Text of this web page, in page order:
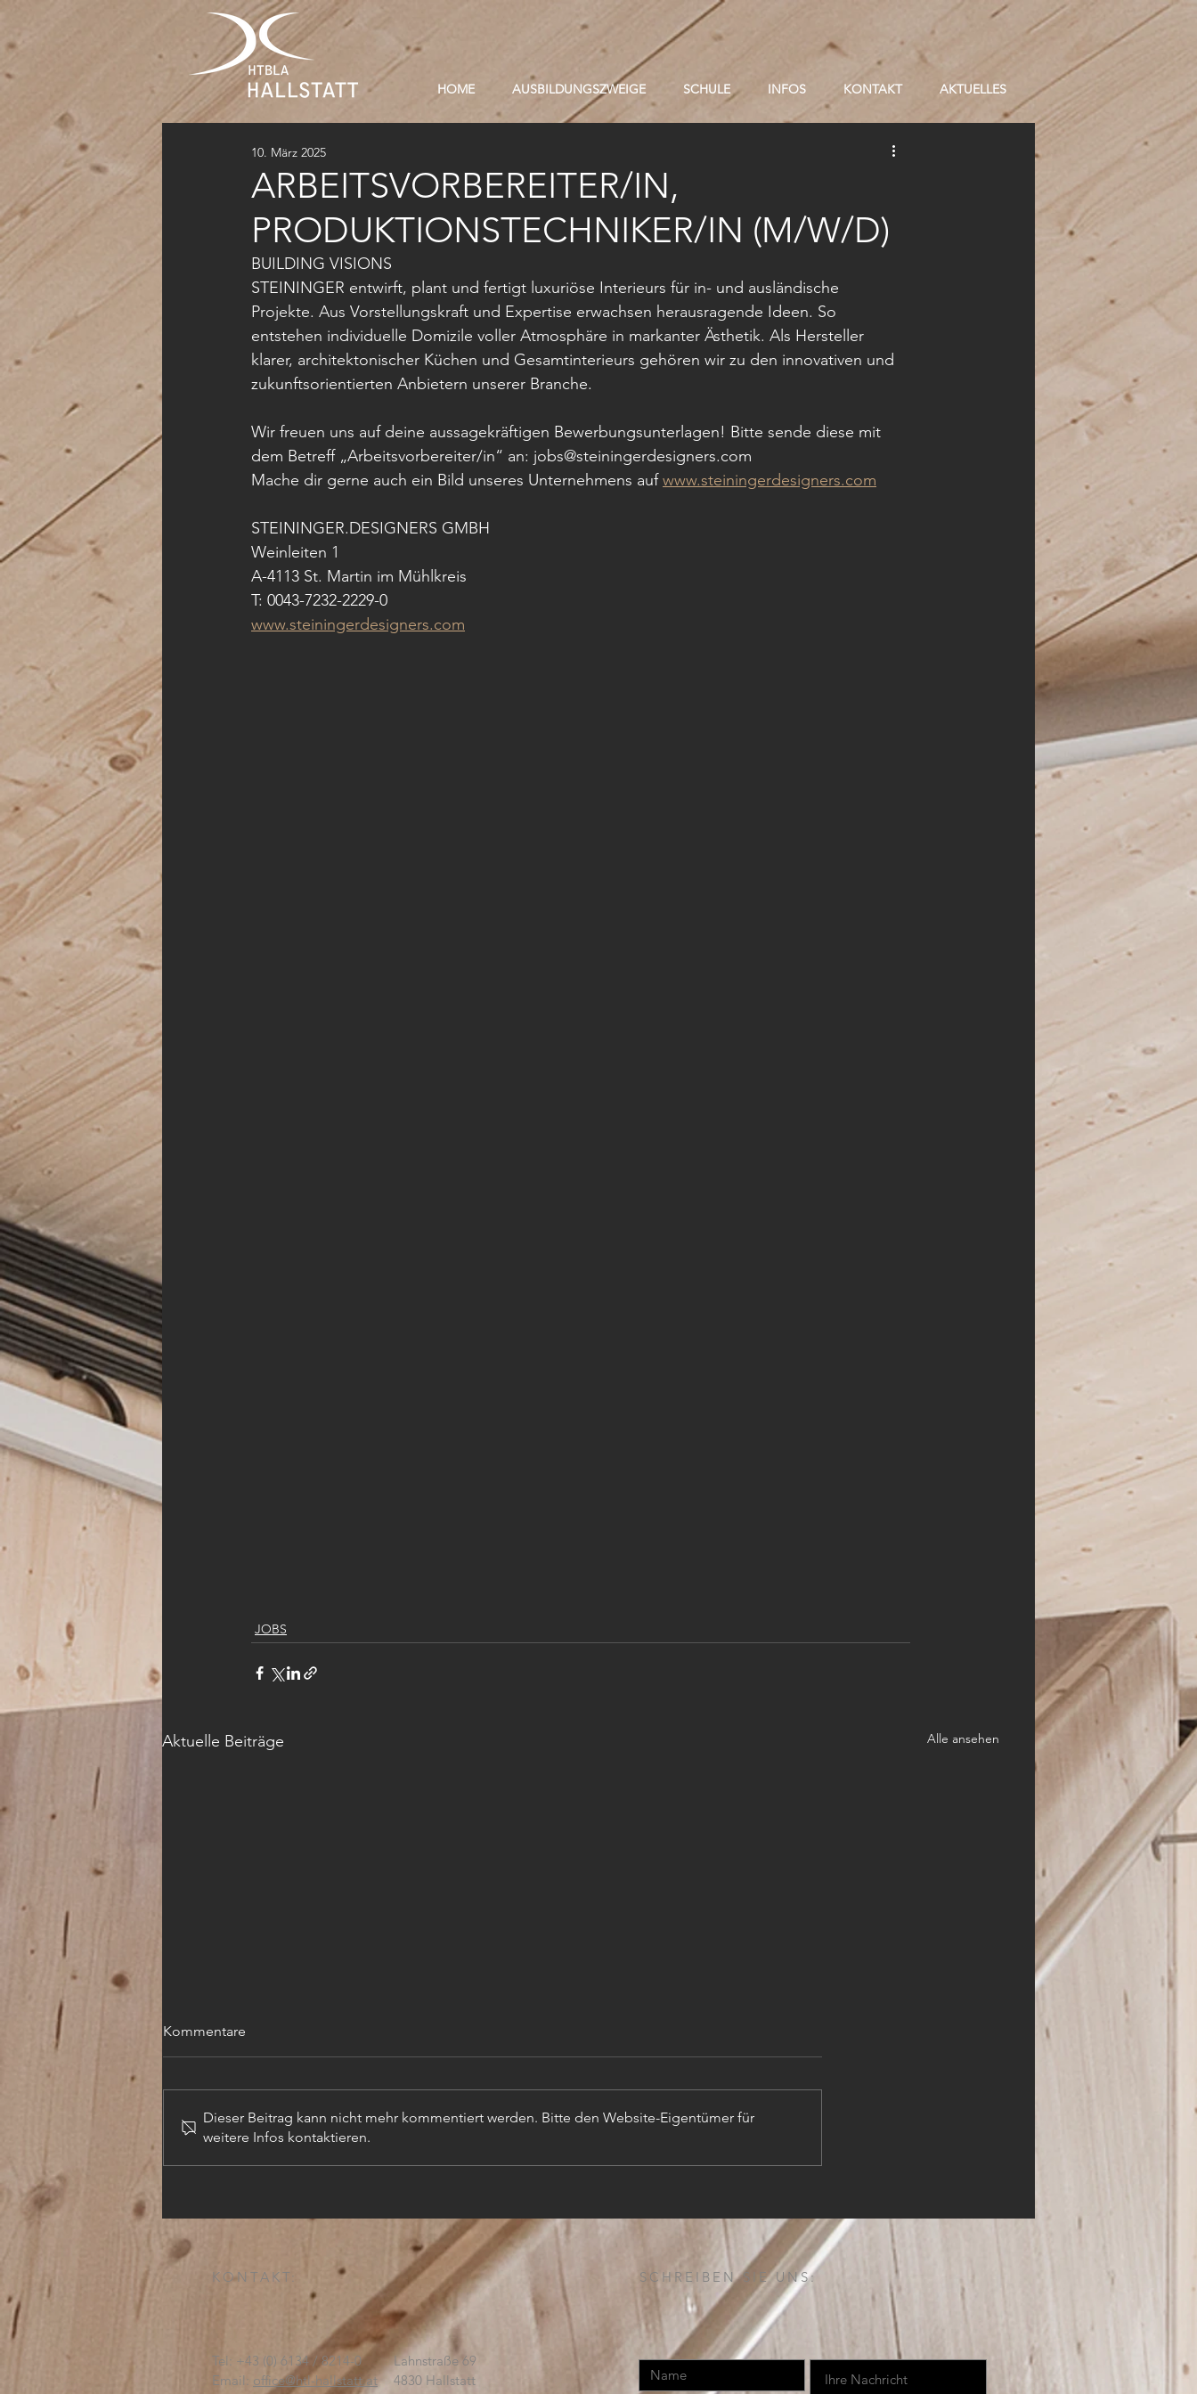
HOME AUSBILDUNGSZWEIGE SCHULE INFOS KONTAKT AKTUELLES
ARBEITSVORBEREITER/IN,
PRODUKTIONSTECHNIKER/IN (M/W/D)
10. März 2025
BUILDING VISIONS
STEININGER entwirft, plant und fertigt luxuriöse Interieurs für in- und ausländische
Projekte. Aus Vorstellungskraft und Expertise erwachsen herausragende Ideen. So
entstehen individuelle Domizile voller Atmosphäre in markanter Ästhetik. Als Hersteller
klarer, architektonischer Küchen und Gesamtinterieurs gehören wir zu den innovativen und
zukunftsorientierten Anbietern unserer Branche.
Wir freuen uns auf deine aussagekräftigen Bewerbungsunterlagen! Bitte sende diese mit
dem Betreff „Arbeitsvorbereiter/in“ an: jobs@steiningerdesigners.com
Mache dir gerne auch ein Bild unseres Unternehmens auf www.steiningerdesigners.com
STEININGER.DESIGNERS GMBH
Weinleiten 1
A-4113 St. Martin im Mühlkreis
T: 0043-7232-2229-0
www.steiningerdesigners.com
JOBS
Aktuelle Beiträge Alle ansehen
Kommentare
Dieser Beitrag kann nicht mehr kommentiert werden. Bitte den Website-Eigentümer für
weitere Infos kontaktieren.
KONTAKT:
Tel: +43 (0) 6134 / 8214-0
Email: office@htl-hallstatt.at
Lahnstraße 69
4830 Hallstatt
SCHREIBEN SIE UNS: